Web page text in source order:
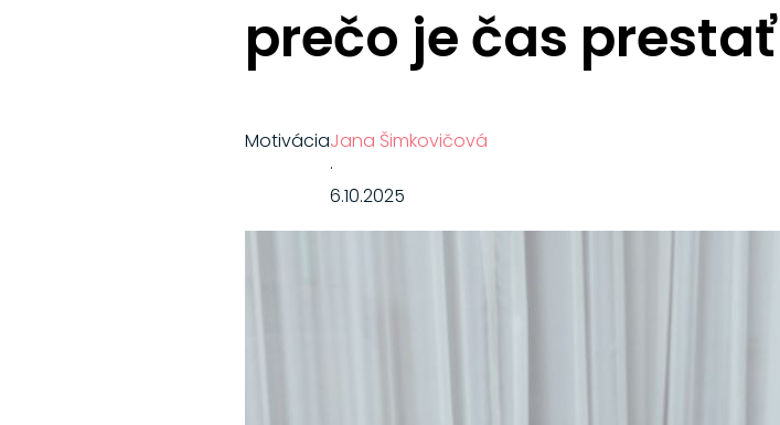
prečo je čas
MotiváciaJana Šimkovičová
·
6.10.2025